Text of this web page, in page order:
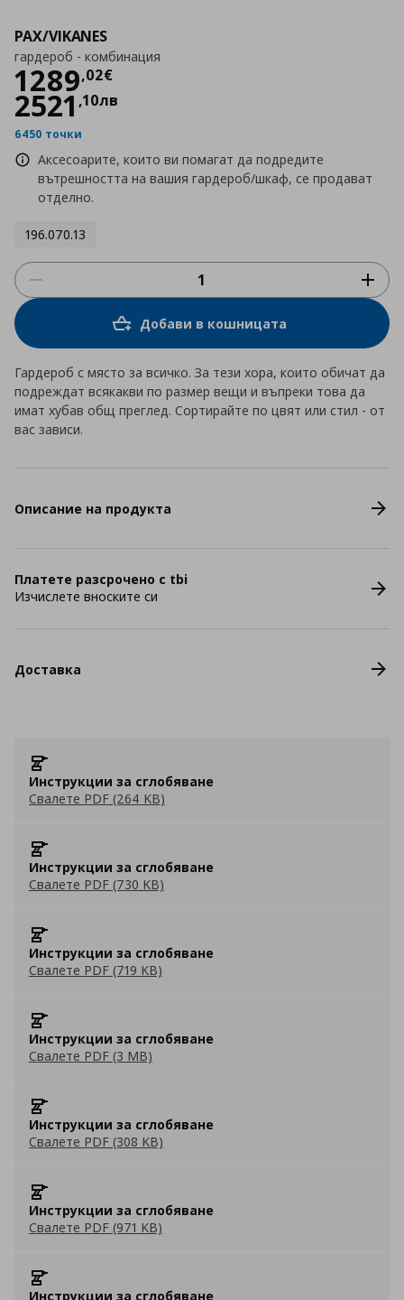
PAX/VIKANES
гардероб - комбинация
1289,02€
Цена1289,02 €
2521 ,10лв
6450 точки
Аксесоарите, които ви помагат да подредите
вътрешността на вашия гардероб/шкаф, се продават
отделно.
196.070.13
Добави в кошницата
Гардероб с място за всичко. За тези хора, които обичат да
подреждат всякакви по размер вещи и въпреки това да
имат хубав общ преглед. Сортирайте по цвят или стил - от
вас зависи.
Описание на продукта
Платете разсрочено с tbi
Изчислете вноските си
Доставка
Инструкции за сглобяване
Свалете PDF (264 KB)
Инструкции за сглобяване
Свалете PDF (730 KB)
Инструкции за сглобяване
Свалете PDF (719 KB)
Инструкции за сглобяване
Свалете PDF (3 MB)
Инструкции за сглобяване
Свалете PDF (308 KB)
Инструкции за сглобяване
Свалете PDF (971 KB)
Инструкции за сглобяване